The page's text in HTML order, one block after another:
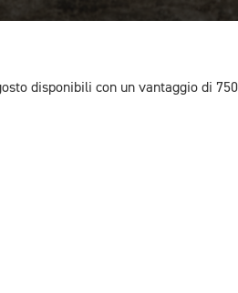
disponibili con un vantaggio di 750